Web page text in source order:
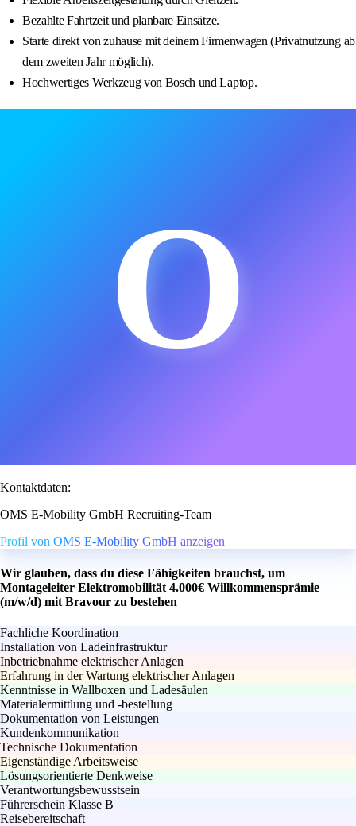
Bezahlte Fahrtzeit und planbare Einsätze.
Starte direkt von zuhause mit deinem Firmenwagen (Privatnutzung ab
dem zweiten Jahr möglich).
Hochwertiges Werkzeug von Bosch und Laptop.
O
Kontaktdaten:
OMS E-Mobility GmbH Recruiting-Team
Profil von OMS E-Mobility GmbH anzeigen
Wir glauben, dass du diese Fähigkeiten brauchst, um
Montageleiter Elektromobilität 4.000€ Willkommensprämie
(m/w/d) mit Bravour zu bestehen
Fachliche Koordination
Installation von Ladeinfrastruktur
Inbetriebnahme elektrischer Anlagen
Erfahrung in der Wartung elektrischer Anlagen
Kenntnisse in Wallboxen und Ladesäulen
Materialermittlung und -bestellung
Dokumentation von Leistungen
Kundenkommunikation
Technische Dokumentation
Eigenständige Arbeitsweise
Lösungsorientierte Denkweise
Verantwortungsbewusstsein
Führerschein Klasse B
Reisebereitschaft